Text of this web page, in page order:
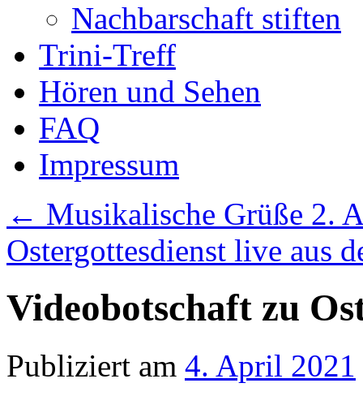
Nachbarschaft stiften
Trini-Treff
Hören und Sehen
FAQ
Impressum
← Musikalische Grüße 2.
Ostergottesdienst live aus
Videobotschaft zu
Publiziert am 4. April 2021